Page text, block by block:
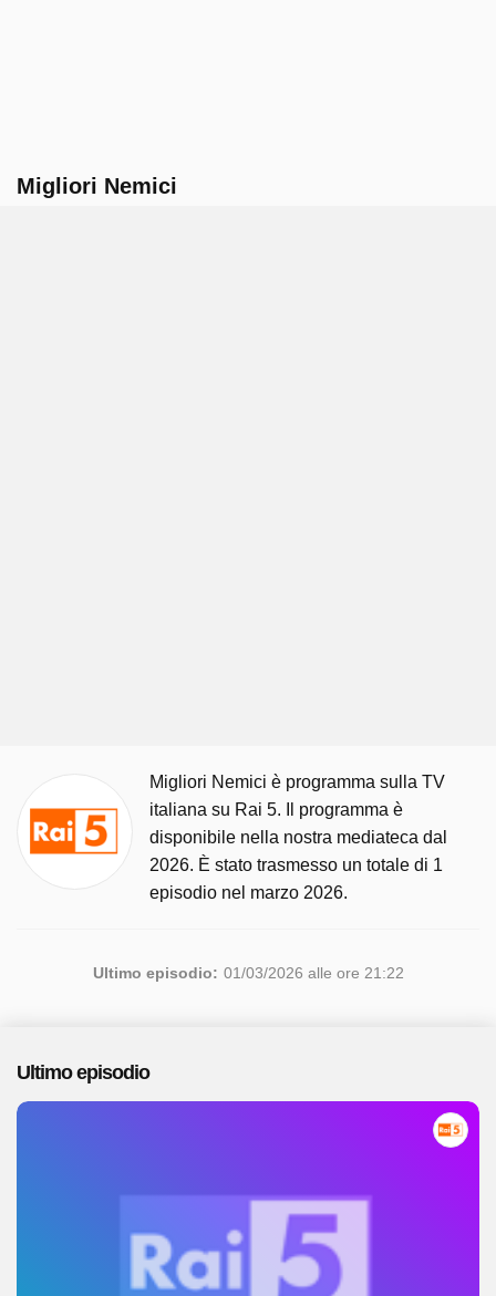
Migliori Nemici
Migliori Nemici è programma sulla TV
italiana su Rai 5. Il programma è
disponibile nella nostra mediateca dal
2026. È stato trasmesso un totale di 1
episodio nel marzo 2026.
Ultimo episodio: 01/03/2026 alle ore 21:22
Ultimo episodio